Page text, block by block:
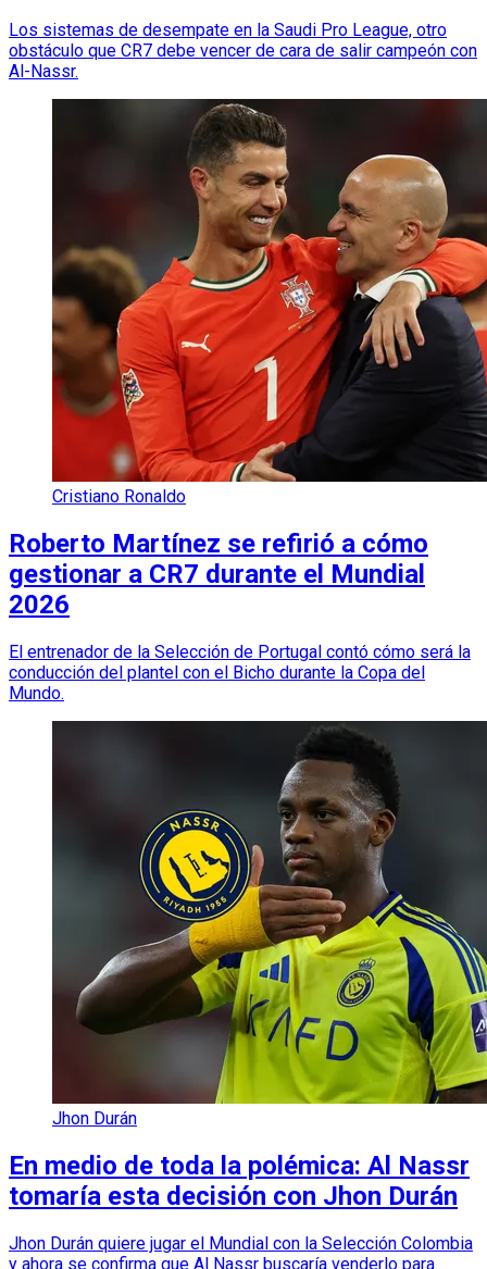
Los sistemas de desempate en la Saudi Pro League, otro
obstáculo que CR7 debe vencer de cara de salir campeón con
Al-Nassr.
Cristiano Ronaldo
Roberto Martínez se refirió a cómo
gestionar a CR7 durante el Mundial
2026
El entrenador de la Selección de Portugal contó cómo será la
conducción del plantel con el Bicho durante la Copa del
Mundo.
Jhon Durán
En medio de toda la polémica: Al Nassr
tomaría esta decisión con Jhon Durán
Jhon Durán quiere jugar el Mundial con la Selección Colombia
y ahora se confirma que Al Nassr buscaría venderlo para